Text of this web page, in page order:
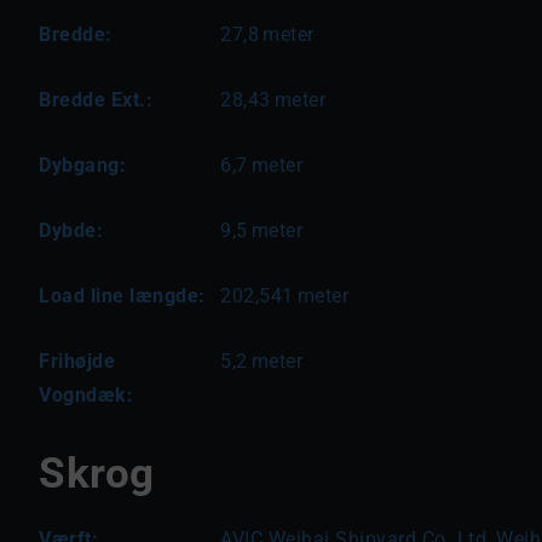
Bredde: 27,8 meter
Bredde Ext.: 28,43 meter
Dybgang: 6,7 meter
Dybde: 9,5 meter
Load line længde: 202,541 meter
Frihøjde
Vogndæk:
5,2 meter
Skrog